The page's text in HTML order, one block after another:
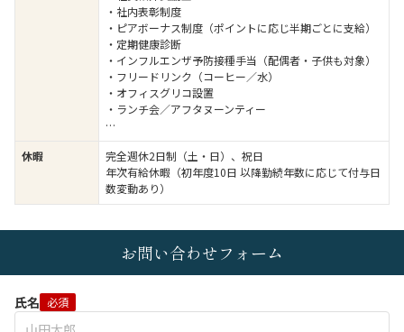
・社内表彰制度
・ピアボーナス制度（ポイントに応じ半期ごとに支給）
・定期健康診断
・インフルエンザ予防接種手当（配偶者・子供も対象）
・フリードリンク（コーヒー／水）
・オフィスグリコ設置
・ランチ会／アフタヌーンティー
…
休暇
完全週休2日制（土・日）、祝日
年次有給休暇（初年度10日 以降勤続年数に応じて付与日
数変動あり）
お問い合わせフォーム
氏名 必須